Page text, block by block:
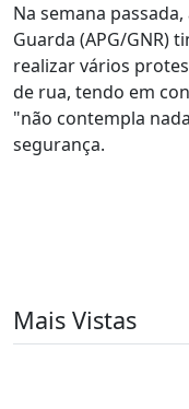
Na semana
Guarda (APG/GNR)
realizar vários
de rua, tendo em
"não contempla
segurança.
Mais Vistas